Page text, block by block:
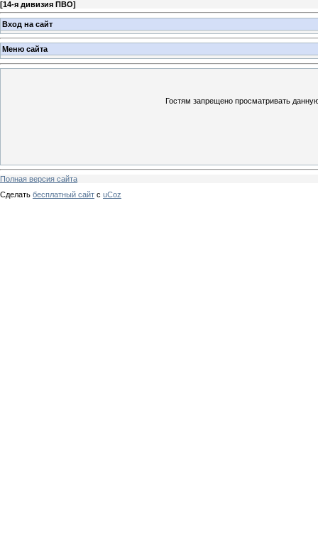
[14-я дивизия ПВО]
Вход на сайт
Меню сайта
Гостям запрещено просматривать
Полная версия сайта
Сделать бесплатный сайт с uCoz